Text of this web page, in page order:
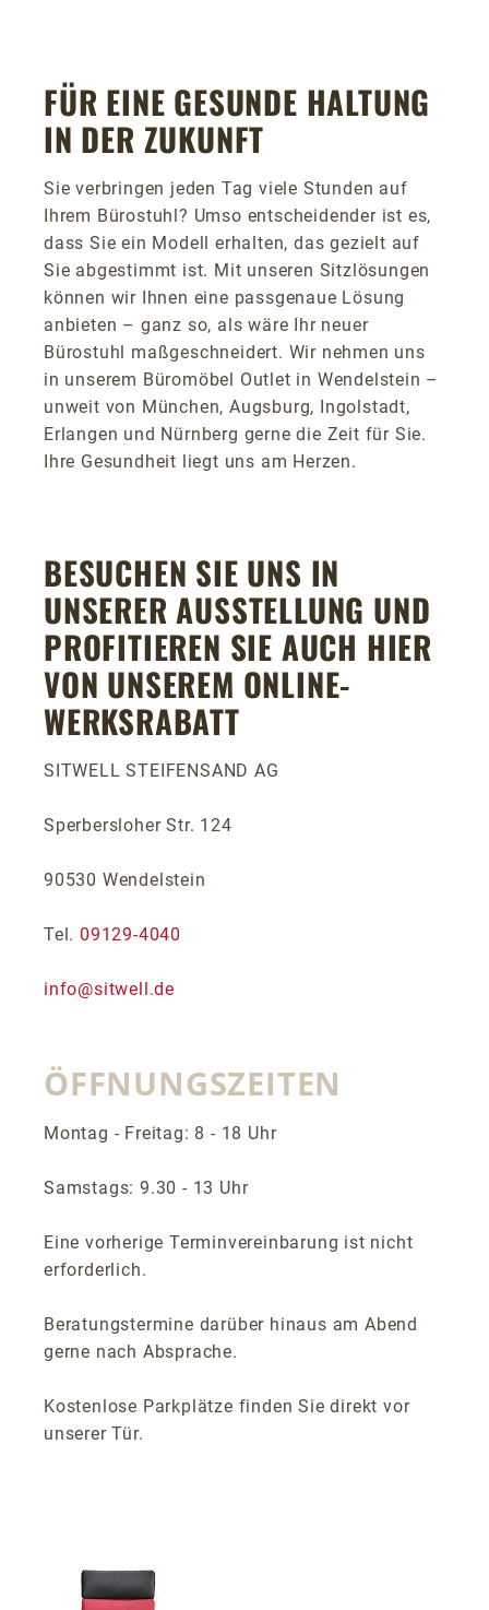
FÜR EINE GESUNDE HALTUNG
IN DER ZUKUNFT
Sie verbringen jeden Tag viele Stunden auf
Ihrem Bürostuhl? Umso entscheidender ist es,
dass Sie ein Modell erhalten, das gezielt auf
Sie abgestimmt ist. Mit unseren Sitzlösungen
können wir Ihnen eine passgenaue Lösung
anbieten – ganz so, als wäre Ihr neuer
Bürostuhl maßgeschneidert. Wir nehmen uns
in unserem Büromöbel Outlet in Wendelstein –
unweit von München, Augsburg, Ingolstadt,
Erlangen und Nürnberg gerne die Zeit für Sie.
Ihre Gesundheit liegt uns am Herzen.
BESUCHEN SIE UNS IN
UNSERER AUSSTELLUNG UND
PROFITIEREN SIE AUCH HIER
VON UNSEREM ONLINE-
WERKSRABATT
SITWELL STEIFENSAND AG
Sperbersloher Str. 124
90530 Wendelstein
Tel. 09129-4040
info@sitwell.de
ÖFFNUNGSZEITEN
Montag - Freitag: 8 - 18 Uhr
Samstags: 9.30 - 13 Uhr
Eine vorherige Terminvereinbarung ist nicht
erforderlich.
Beratungstermine darüber hinaus am Abend
gerne nach Absprache.
Kostenlose Parkplätze finden Sie direkt vor
unserer Tür.